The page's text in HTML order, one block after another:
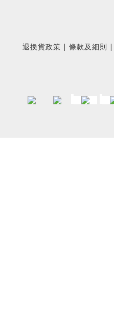
退換貨政策 | 條款及細